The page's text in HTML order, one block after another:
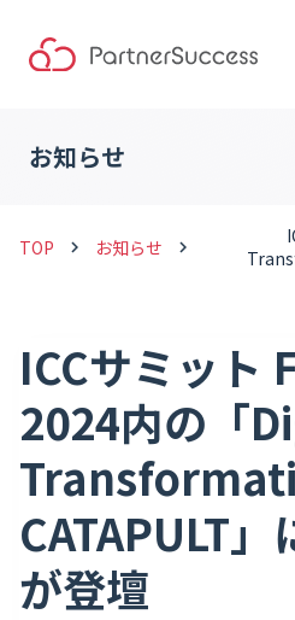
お知らせ
TOP keyboard_arrow_right お知らせ keyboard_arrow_right
ICCサミット
2024内の「
CATAPULT
が登壇